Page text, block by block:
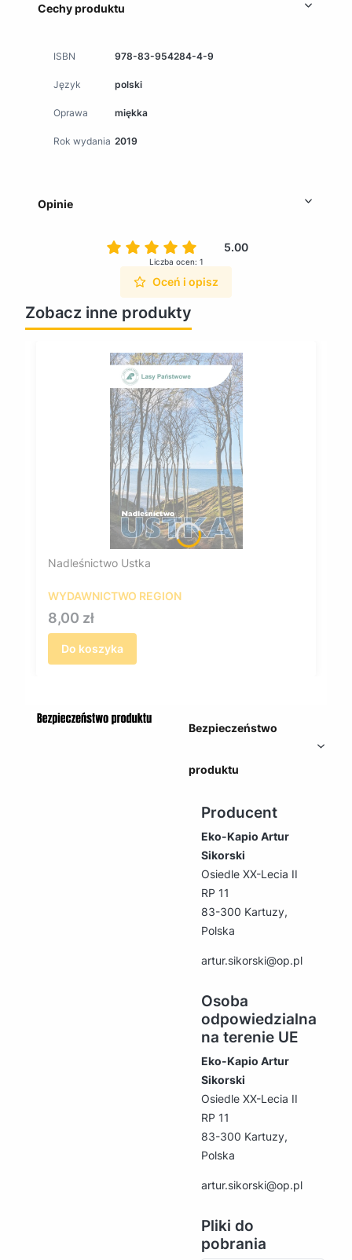
Cechy produktu
ISBN 978-83-954284-4-9
Język polski
Oprawa miękka
Rok wydania 2019
Opinie
5.00
Liczba ocen: 1
Oceń i opisz
Zobacz inne produkty
Nadleśnictwo Ustka
WYDAWNICTWO REGION
Cena
8,00 zł
Do koszyka
Bezpieczeństwo
produktu
Producent
Eko-Kapio Artur
Sikorski
Osiedle XX-Lecia II
RP 11
83-300 Kartuzy,
Polska
artur.sikorski@op.pl
Osoba
odpowiedzialna
na terenie UE
Eko-Kapio Artur
Sikorski
Osiedle XX-Lecia II
RP 11
83-300 Kartuzy,
Polska
artur.sikorski@op.pl
Pliki do
pobrania